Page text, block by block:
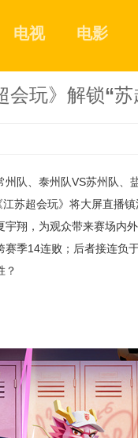
电视 电影
会玩》解锁“
州队、泰州队VS苏州队
苏超会玩》将大屏直播
翔，为观众带来赛场内
季14连败；后者接连负
？